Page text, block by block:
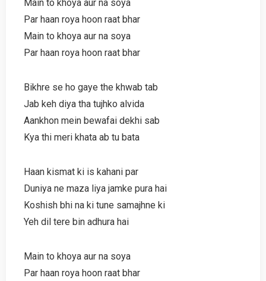
Main to khoya aur na soya
Par haan roya hoon raat bhar
Main to khoya aur na soya
Par haan roya hoon raat bhar
Bikhre se ho gaye the khwab tab
Jab keh diya tha tujhko alvida
Aankhon mein bewafai dekhi sab
Kya thi meri khata ab tu bata
Haan kismat ki is kahani par
Duniya ne maza liya jamke pura hai
Koshish bhi na ki tune samajhne ki
Yeh dil tere bin adhura hai
Main to khoya aur na soya
Par haan roya hoon raat bhar